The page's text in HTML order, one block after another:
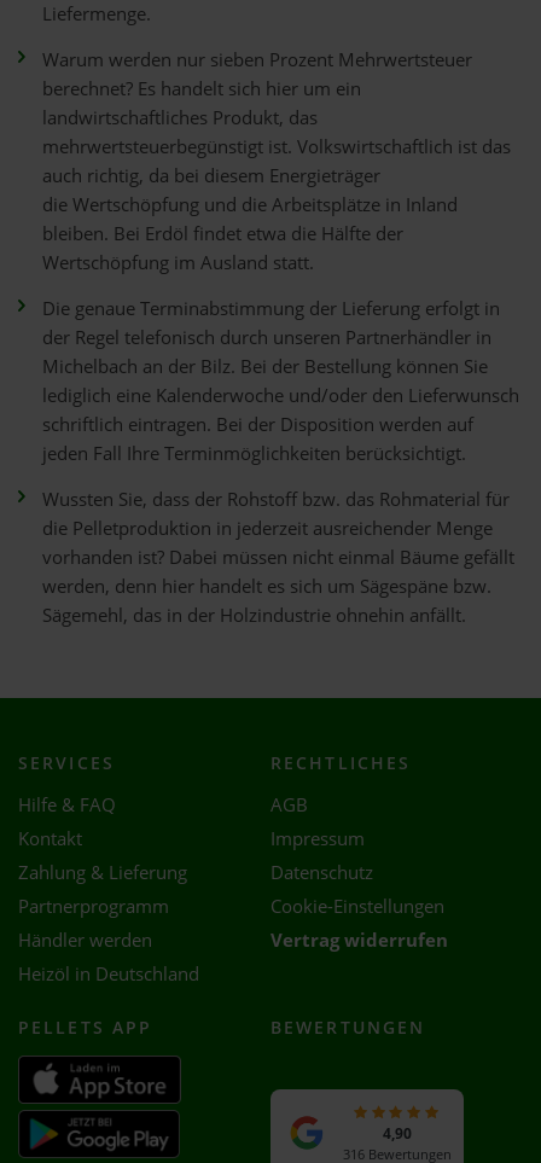
Liefermenge.
Warum werden nur sieben Prozent Mehrwertsteuer
berechnet? Es handelt sich hier um ein
landwirtschaftliches Produkt, das
mehrwertsteuerbegünstigt ist. Volkswirtschaftlich ist das
auch richtig, da bei diesem Energieträger
die Wertschöpfung und die Arbeitsplätze in Inland
bleiben. Bei Erdöl findet etwa die Hälfte der
Wertschöpfung im Ausland statt.
Die genaue Terminabstimmung der Lieferung erfolgt in
der Regel telefonisch durch unseren Partnerhändler in
Michelbach an der Bilz. Bei der Bestellung können Sie
lediglich eine Kalenderwoche und/oder den Lieferwunsch
schriftlich eintragen. Bei der Disposition werden auf
jeden Fall Ihre Terminmöglichkeiten berücksichtigt.
Wussten Sie, dass der Rohstoff bzw. das Rohmaterial für
die Pelletproduktion in jederzeit ausreichender Menge
vorhanden ist? Dabei müssen nicht einmal Bäume gefällt
werden, denn hier handelt es sich um Sägespäne bzw.
Sägemehl, das in der Holzindustrie ohnehin anfällt.
SERVICES
Hilfe & FAQ
Kontakt
Zahlung & Lieferung
Partnerprogramm
Händler werden
Heizöl in Deutschland
RECHTLICHES
AGB
Impressum
Datenschutz
Cookie-Einstellungen
Vertrag widerrufen
PELLETS APP BEWERTUNGEN
4,90
316 Bewertungen